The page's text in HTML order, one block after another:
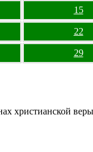
15
22
29
христианской